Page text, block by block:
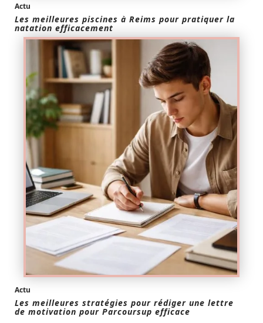
Actu
Les meilleures piscines à Reims pour pratiquer la
natation efficacement
Actu
Les meilleures stratégies pour rédiger une lettre
de motivation pour Parcoursup efficace